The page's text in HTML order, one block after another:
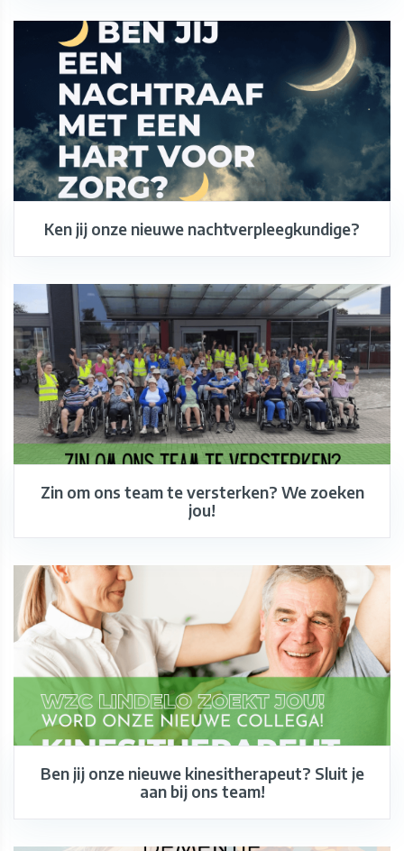
Ken jij onze nieuwe nachtverpleegkundige?
Zin om ons team te versterken? We zoeken
jou!
Ben jij onze nieuwe kinesitherapeut? Sluit je
aan bij ons team!